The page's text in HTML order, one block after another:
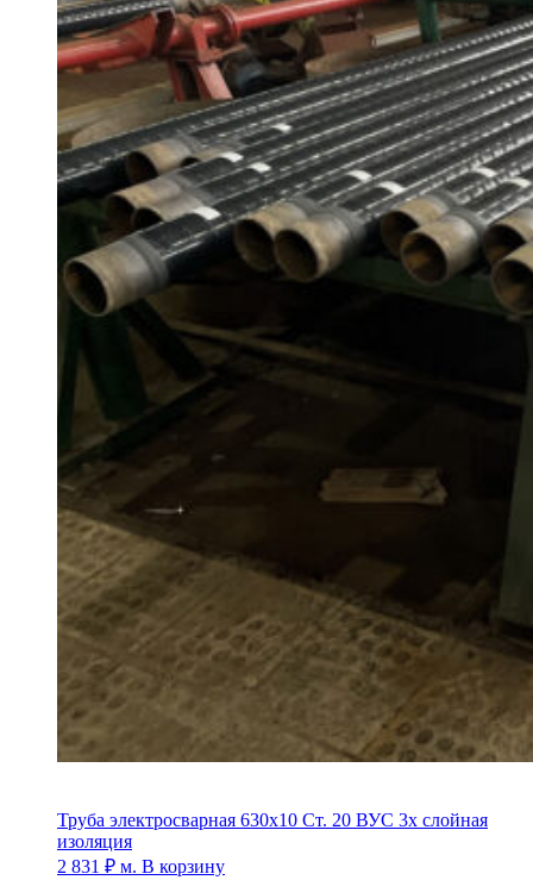
Труба электросварная 630х10 Ст. 20 ВУС 3х слойная
изоляция
2 831 ₽ м. В корзину